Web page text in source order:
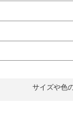
サイズや色